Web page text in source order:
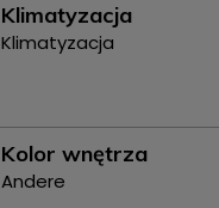
Klimatyzacja
Klimatyzacja
Kolor wnętrza
Andere